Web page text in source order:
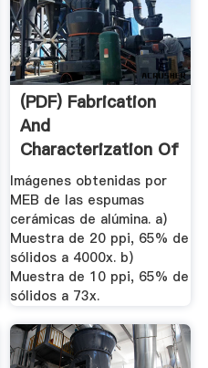
(PDF) Fabrication
And
Characterization Of
Alumina S ...
Imágenes obtenidas por
MEB de las espumas
cerámicas de alúmina. a)
Muestra de 20 ppi, 65% de
sólidos a 4000x. b)
Muestra de 10 ppi, 65% de
sólidos a 73x.